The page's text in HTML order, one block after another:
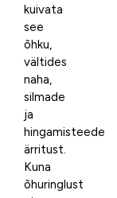
kuivata
see
õhku,
vältides
naha,
silmade
ja
hingamisteede
ärritust.
Kuna
õhuringlust